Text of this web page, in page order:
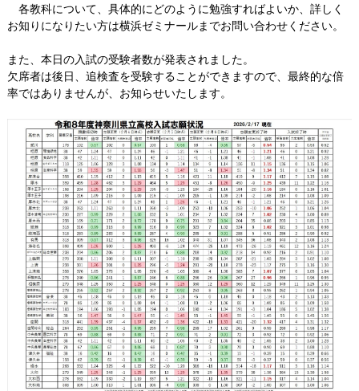
各教科について、具体的にどのように勉強すればよいか、詳しく
お知りになりたい方は横浜ゼミナールまでお問い合わせください。
また、本日の入試の受験者数が発表されました。
欠席者は後日、追検査を受験することができますので、最終的な倍
率ではありませんが、お知らせいたします。